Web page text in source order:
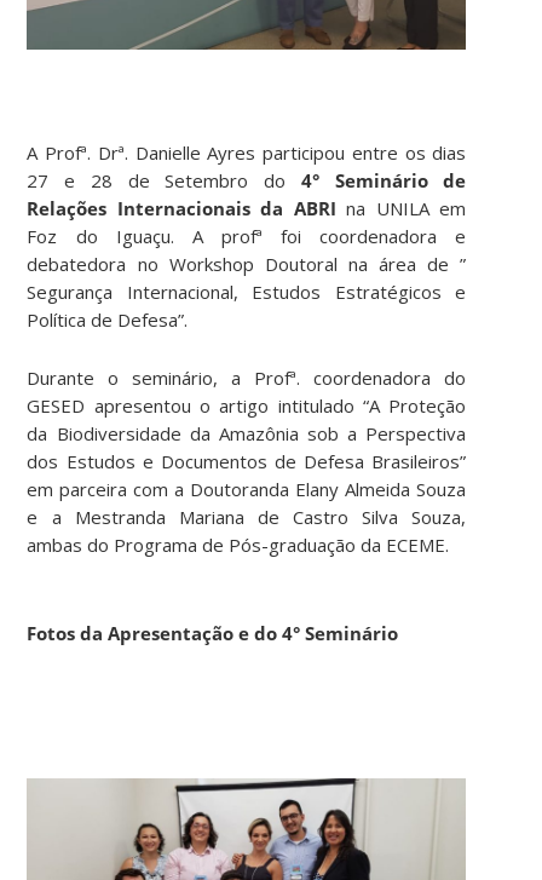
A Profª. Drª. Danielle Ayres participou entre os dias
27 e 28 de Setembro do 4° Seminário de
Relações Internacionais da ABRI na UNILA em
Foz do Iguaçu. A profª foi coordenadora e
debatedora no Workshop Doutoral na área de ”
Segurança Internacional, Estudos Estratégicos e
Política de Defesa”.
Durante o seminário, a Profª. coordenadora do
GESED apresentou o artigo intitulado “A Proteção
da Biodiversidade da Amazônia sob a Perspectiva
dos Estudos e Documentos de Defesa Brasileiros”
em parceira com a Doutoranda Elany Almeida Souza
e a Mestranda Mariana de Castro Silva Souza,
ambas do Programa de Pós-graduação da ECEME.
Fotos da Apresentação e do 4° Seminário